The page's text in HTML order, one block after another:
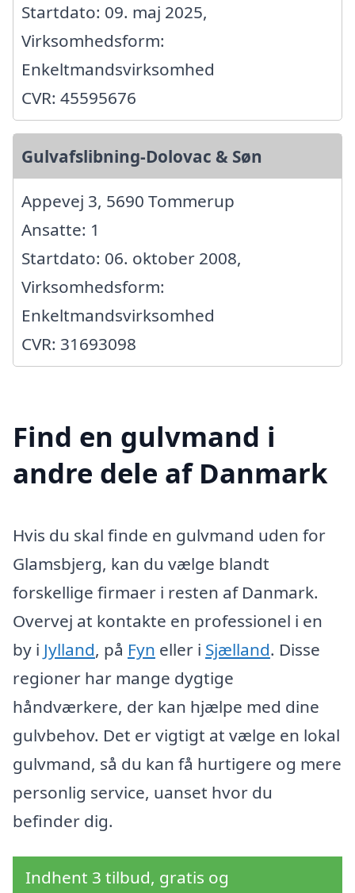
Startdato: 09. maj 2025,
Virksomhedsform:
Enkeltmandsvirksomhed
CVR: 45595676
Gulvafslibning-Dolovac & Søn
Appevej 3, 5690 Tommerup
Ansatte: 1
Startdato: 06. oktober 2008,
Virksomhedsform:
Enkeltmandsvirksomhed
CVR: 31693098
Find en gulvmand i
andre dele af Danmark
Hvis du skal finde en gulvmand uden for
Glamsbjerg, kan du vælge blandt
forskellige firmaer i resten af Danmark.
Overvej at kontakte en professionel i en
by i Jylland, på Fyn eller i Sjælland. Disse
regioner har mange dygtige
håndværkere, der kan hjælpe med dine
gulvbehov. Det er vigtigt at vælge en lokal
gulvmand, så du kan få hurtigere og mere
personlig service, uanset hvor du
befinder dig.
Indhent 3 tilbud, gratis og